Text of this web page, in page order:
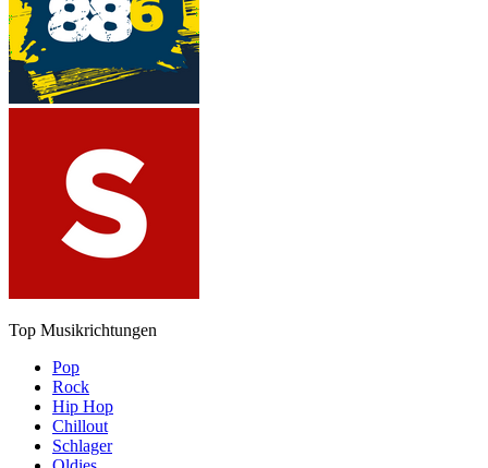
Top Musikrichtungen
Pop
Rock
Hip Hop
Chillout
Schlager